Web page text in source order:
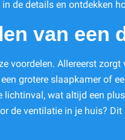
de details en ontdekken
van een
voordelen. Allereerst
grotere slaapkamer of
lichtinval, wat altijd een
de ventilatie in je huis?